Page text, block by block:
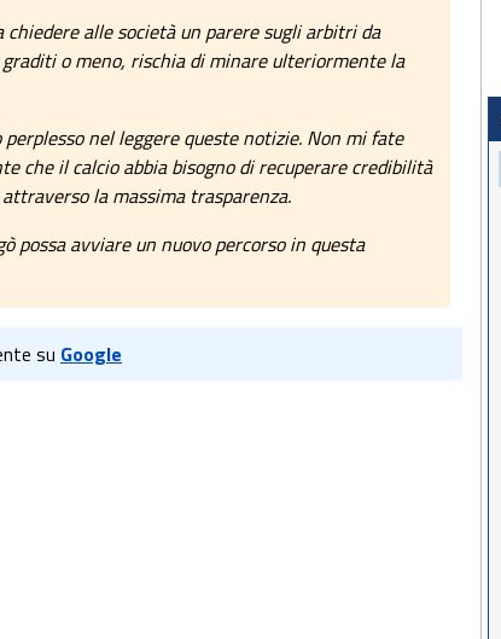
chiedere alle società un parere sugli arbitri da
o meno, rischia di minare ulteriormente la
nel leggere queste notizie. Non mi fate
che il calcio abbia bisogno di recuperare credibilità
la massima trasparenza.
possa avviare un nuovo percorso in questa
su Google